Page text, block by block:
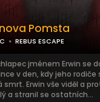
Pomsta
REBUS ESCAPE
jménem Erwin se
v den, kdy jeho rodiče
smrt. Erwin vše viděl a
a stranil se ostatních...